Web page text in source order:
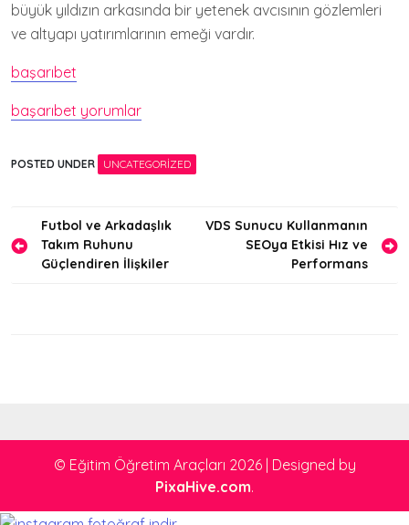
büyük yıldızın arkasında bir yetenek avcısının gözlemleri
ve altyapı yatırımlarının emeği vardır.
başarıbet
başarıbet yorumlar
POSTED UNDER UNCATEGORIZED
Yazı
gezinmesi
Futbol ve Arkadaşlık
Takım Ruhunu
Güçlendiren İlişkiler
VDS Sunucu Kullanmanın
SEOya Etkisi Hız ve
Performans
© Eğitim Öğretim Araçları 2026 Designed by
PixaHive.com.